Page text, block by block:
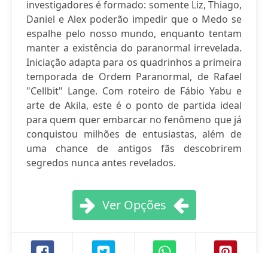
investigadores é formado: somente Liz, Thiago,
Daniel e Alex poderão impedir que o Medo se
espalhe pelo nosso mundo, enquanto tentam
manter a existência do paranormal irrevelada.
Iniciação adapta para os quadrinhos a primeira
temporada de Ordem Paranormal, de Rafael
"Cellbit" Lange. Com roteiro de Fábio Yabu e
arte de Akila, este é o ponto de partida ideal
para quem quer embarcar no fenômeno que já
conquistou milhões de entusiastas, além de
uma chance de antigos fãs descobrirem
segredos nunca antes revelados.
Ver Opções